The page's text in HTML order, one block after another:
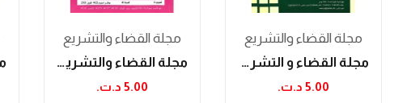
مجلة القضاء والتشريع
مجلة القضاء والتشريع أفريل 2004 : عدد خاص التحكيم
5.00 د.ت.‏
مجلة القضاء والتشريع
مجلة القضاء و التشريع مارس 2014
5.00 د.ت.‏